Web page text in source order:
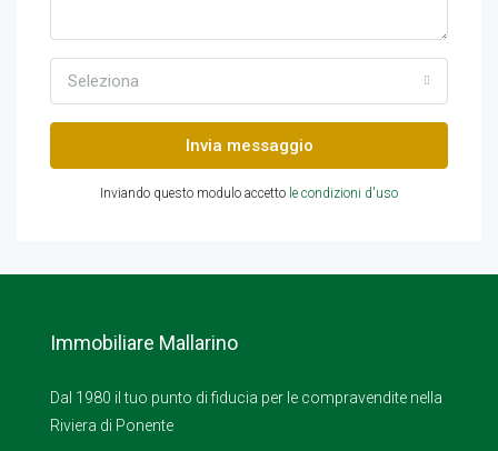
Seleziona
Invia messaggio
Inviando questo modulo accetto le condizioni d'uso
Immobiliare Mallarino
Dal 1980 il tuo punto di fiducia per le compravendite nella
Riviera di Ponente